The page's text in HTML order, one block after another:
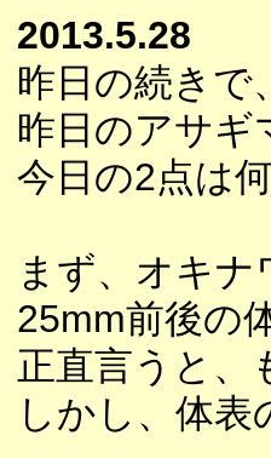
2013.5.28
昨日の続きで
昨日のアサギ
今日の2点は
まず、オキ
25mm前後の
正直言うと、
しかし、体